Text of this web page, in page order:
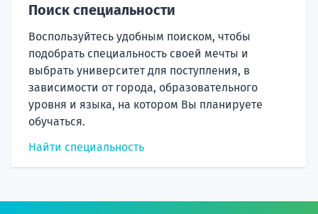
Поиск специальности
Воспользуйтесь удобным поиском, чтобы
подобрать специальность своей мечты и
выбрать университет для поступления, в
зависимости от города, образовательного
уровня и языка, на котором Вы планируете
обучаться.
Найти специальность